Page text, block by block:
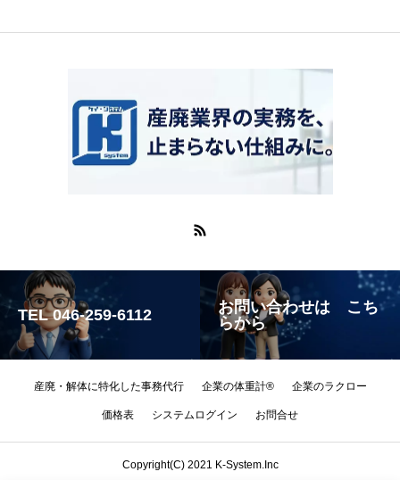
TEL 046-259-6112
お問い合わせは こち
らから
産廃・解体に特化した事務代行 企業の体重計® 企業のラクロー
価格表 システムログイン お問合せ
Copyright(C) 2021 K-System.Inc